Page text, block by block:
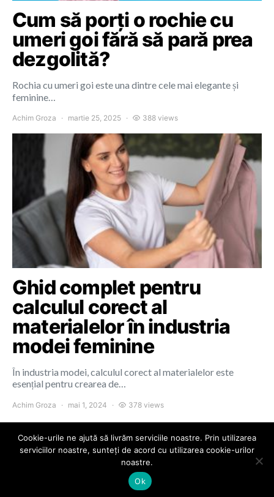
Cum să porți o rochie cu
umeri goi fără să pară prea
dezgolită?
Rochia cu umeri goi este una dintre cele mai elegante și
feminine…
Achim Groza martie 25, 2025 388 views
Ghid complet pentru
calculul corect al
materialelor în industria
modei feminine
În industria modei, calculul corect al materialelor este
esențial pentru crearea de…
Achim Groza mai 1, 2024 378 views
Colours of Cluj
Cookie-urile ne ajută să livrăm serviciile noastre. Prin utilizarea
serviciilor noastre, sunteți de acord cu utilizarea cookie-urilor
noastre.
Ok